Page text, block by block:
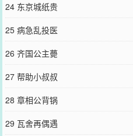
24 东京城纸贵
25 病急乱投医
26 齐国公主薨
27 帮助小叔叔
28 章相公背锅
29 瓦舍再偶遇